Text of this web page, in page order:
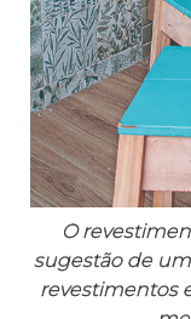
O
sugestão de
revestimentos